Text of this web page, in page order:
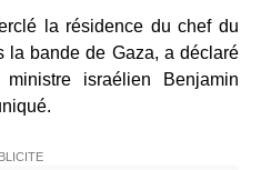
la résidence du chef du
la bande de Gaza, a déclaré
israélien Benjamin